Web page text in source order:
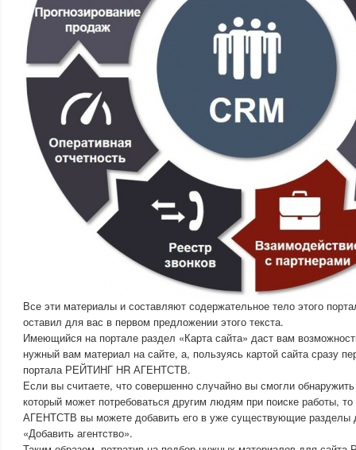
Все эти материалы и составляют содержательное тело этого
оставил для вас в первом предложении этого текста.
Имеющийся на портале раздел «Карта сайта» даст вам
нужный вам материал на сайте, а, пользуясь картой сайта сразу
портала РЕЙТИНГ HR АГЕНТСТВ.
Если вы считаете, что совершенно случайно вы смогли
который может потребоваться другим людям при поиске работы,
АГЕНТСТВ вы можете добавить его в уже существующие разделы
«Добавить агентство».